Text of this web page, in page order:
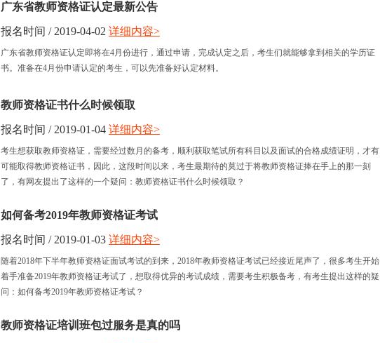
广东省教师资格证认定最新公告
报名时间 / 2019-04-02
广东省教师资格证认定即将在4月份进行，通过申请，完成认定之后，考生们就能够拿到相关的学历证
书。准备在4月份申请认定的考生，可以先准备好认定材料。
详细内容>
教师资格证书什么时候领取
报名时间 / 2019-01-04
考生想获取教师资格证，需要经过数月的备考，顺利获取笔试所有科目以及面试的合格成绩证明，才有
可能取得教师资格证书，因此，这段时间以来，考生最期待的莫过于将教师资格证捧在手上的那一刻
了，有网友提出了这样的一个疑问：教师资格证书什么时候领取？
详细内容>
如何备考2019年教师资格证考试
报名时间 / 2019-01-03
随着2018年下半年教师资格证面试考试的到来，2018年教师资格证考试已经接近尾声了，很多考生开始
着手准备2019年教师资格证考试了，想取得优异的考试成绩，需要考生积极备考，有考生提出这样的疑
问：如何备考2019年教师资格证考试？
详细内容>
教师资格证培训班包过服务是真的吗